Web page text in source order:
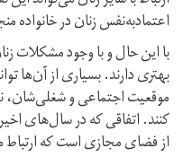
اعتماد‌به‌نفس زنان در خانواده
با این حال و با وجود مشکلات
بهتری دارند. بسیاری از ‌آن‌ها
موقعیت اجتماعی و شغلی‌شان،
کنند. اتفاقی که در سال‌های
از فضای مجازی است که ارتباط